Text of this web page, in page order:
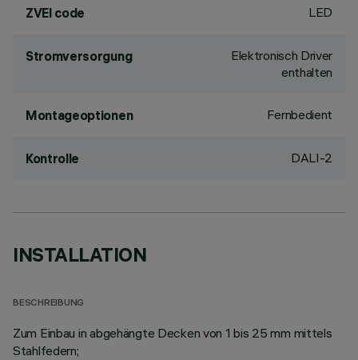
ZVEI code LED
Stromversorgung
Elektronisch Driver
enthalten
Montageoptionen Fernbedient
Kontrolle DALI-2
INSTALLATION
BESCHREIBUNG
Zum Einbau in abgehängte Decken von 1 bis 25 mm mittels
Stahlfedern;